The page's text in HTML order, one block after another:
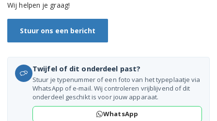
Wij helpen je graag!
Stuur ons een bericht
Twijfel of dit onderdeel past?
Stuur je typenummer of een foto van het typeplaatje via
WhatsApp of e-mail. Wij controleren vrijblijvend of dit
onderdeel geschikt is voor jouw apparaat.
WhatsApp